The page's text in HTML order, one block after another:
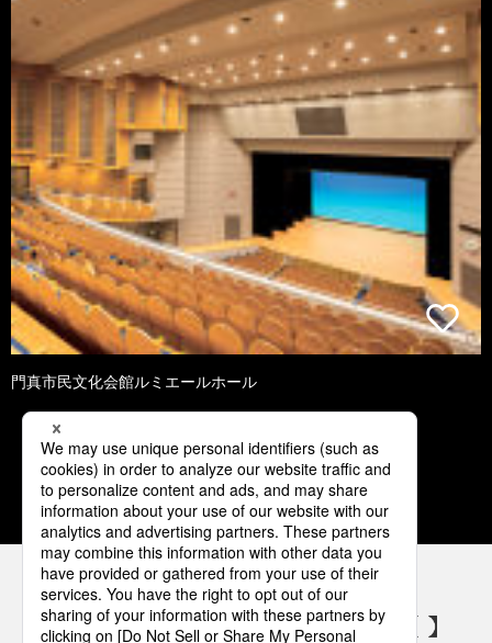
門真市民文化会館ルミエールホール
1 2 3 4 5
パナソニックの電気設備 SNSアカウント